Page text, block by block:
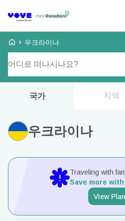
Voye Homepage
우크라이나
국가 지역
우크라이나
Traveling with
Save more with
View